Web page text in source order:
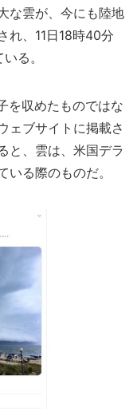
な雲が、今にも陸地
れ、11日18時40分
る。
を収めたものではな
ェブサイトに掲載さ
と、雲は、米国デラ
る際のものだ。